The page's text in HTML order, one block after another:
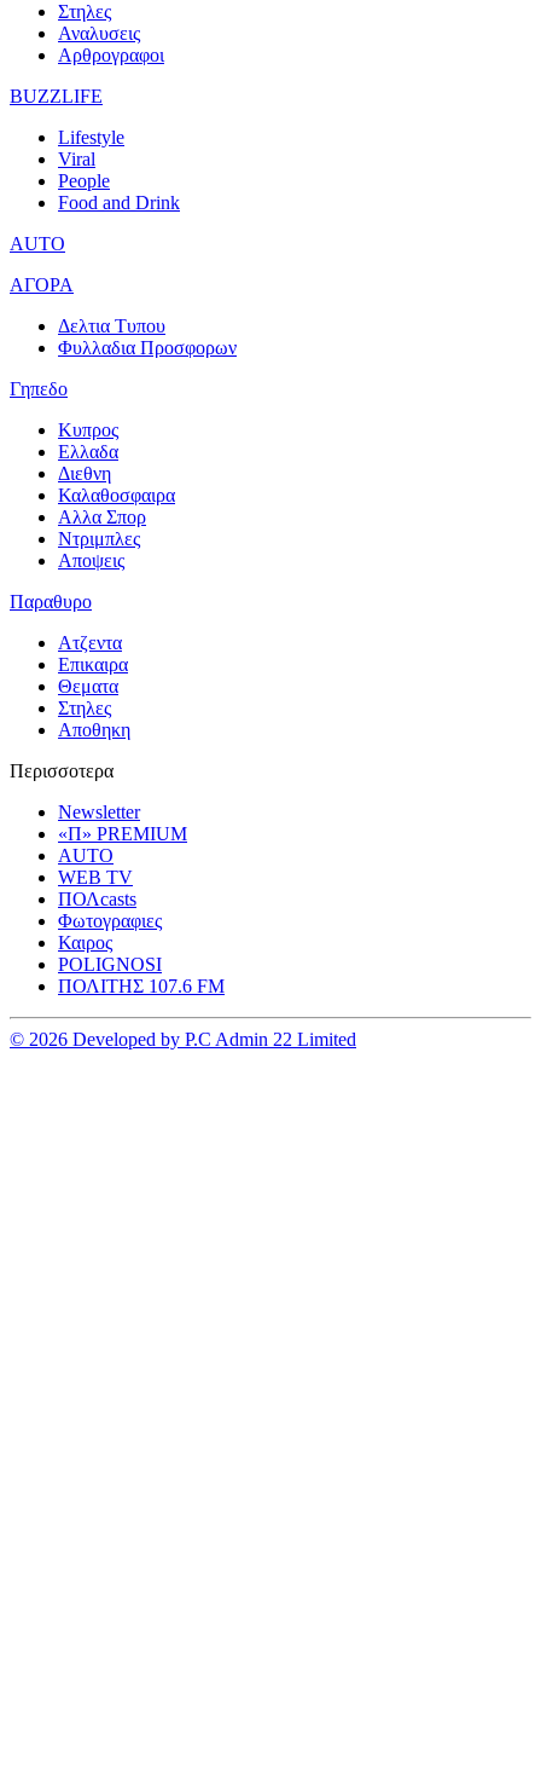
Στηλες
Αναλυσεις
Αρθρογραφοι
BUZZLIFE
Lifestyle
Viral
People
Food and Drink
AUTO
ΑΓΟΡΑ
Δελτια Τυπου
Φυλλαδια Προσφορων
Γηπεδο
Κυπρος
Ελλαδα
Διεθνη
Καλαθοσφαιρα
Αλλα Σπορ
Ντριμπλες
Αποψεις
Παραθυρο
Ατζεντα
Επικαιρα
Θεματα
Στηλες
Αποθηκη
Περισσοτερα
Newsletter
«Π» PREMIUM
AUTO
WEB TV
ΠΟΛcasts
Φωτογραφιες
Καιρος
POLIGNOSI
ΠΟΛΙΤΗΣ 107.6 FM
© 2026 Developed by P.C Admin 22 Limited